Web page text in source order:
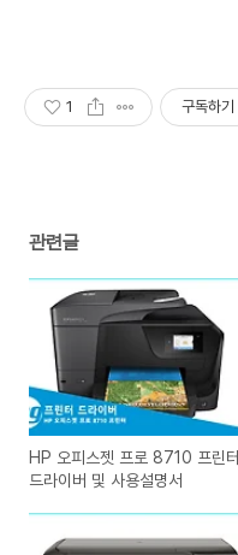
1 구독하기
관련글
HP 오피스젯 프로 8710 프린터
드라이버 및 사용설명서